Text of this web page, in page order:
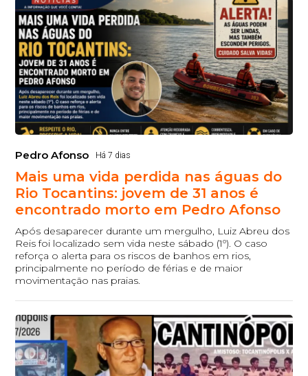
Pedro Afonso Há 7 dias
Mais uma vida perdida nas águas do
Rio Tocantins: jovem de 31 anos é
encontrado morto em Pedro Afonso
Após desaparecer durante um mergulho, Luiz Abreu dos
Reis foi localizado sem vida neste sábado (1º). O caso
reforça o alerta para os riscos de banhos em rios,
principalmente no período de férias e de maior
movimentação nas praias.